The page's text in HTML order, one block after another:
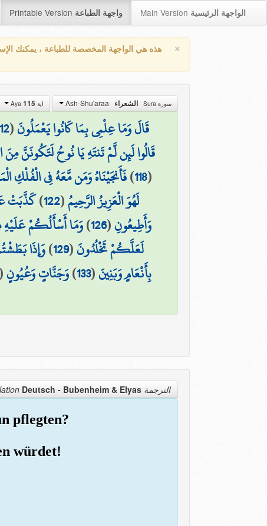
Printable Version واجهة الطباعة Main Version الواجهة الرئيسية
× هذه هي الواجهة المخصصة للطباعة ، يمكنك
سورة Sura الشعراء آية Aya 115
قَالَ وَمَا عِلْمِي بِمَا كَانُوا يَعْمَلُونَ(
قَالُوا لَئِن لَّمْ تَنتَهِ يَا نُوحُ لَتَكُونَنَّ
(
118
)فَأَنجَيْنَاهُ وَمَن مَّعَهُ فِي الْفُلْكِ
لَهُوَ الْعَزِيزُ الرَّحِيمُ(
122
)كَذَّبَتْ
وَأَطِيعُونِ(
126
)وَمَا أَسْأَلُكُمْ عَلَيْهِ
لَعَلَّكُمْ تَخْلُدُونَ(
129
)وَإِذَا
بِأَنْعَامٍ وَبَنِينَ(
133
)وَجَنَّاتٍ وَعُيُونٍ
الترجمة Translation Deutsch - Bubenheim & Elyas
pflegten?
würdet!